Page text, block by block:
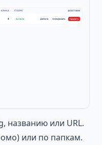
названию или URL.
или по папкам.